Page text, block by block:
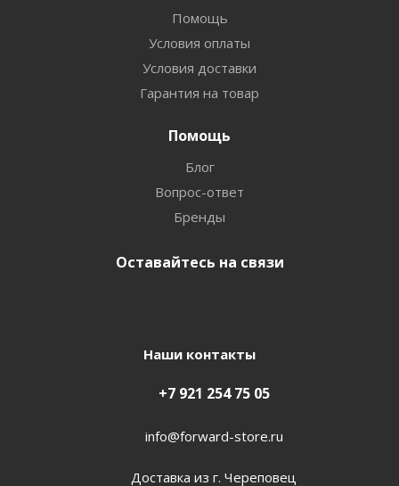
Помощь
Условия оплаты
Условия доставки
Гарантия на товар
Помощь
Блог
Вопрос-ответ
Бренды
Оставайтесь на связи
Наши контакты
+7 921 254 75 05
info@forward-store.ru
Доставка из г. Череповец